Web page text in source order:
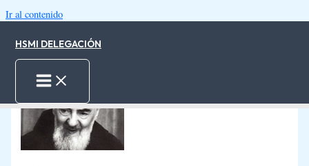
Ir al contenido
HSMI DELEGACIÓN
17.05.2025-2 minutes of reading
Inicio
Padre Pio 17-May